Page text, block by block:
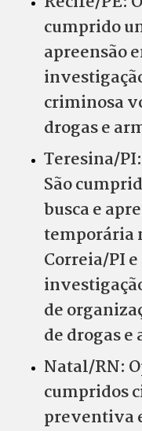
cumprido
apreensão
criminosa
drogas e
Teresina/
São
busca e
temporária
Correia/PI
de
de drogas
Natal/RN:
cumpridos
preventiva